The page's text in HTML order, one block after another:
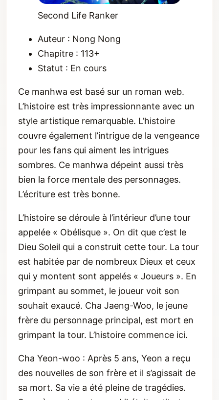
Second Life Ranker
Auteur : Nong Nong
Chapitre : 113+
Statut : En cours
Ce manhwa est basé sur un roman web.
L’histoire est très impressionnante avec un
style artistique remarquable. L’histoire
couvre également l’intrigue de la vengeance
pour les fans qui aiment les intrigues
sombres. Ce manhwa dépeint aussi très
bien la force mentale des personnages.
L’écriture est très bonne.
L’histoire se déroule à l’intérieur d’une tour
appelée « Obélisque ». On dit que c’est le
Dieu Soleil qui a construit cette tour. La tour
est habitée par de nombreux Dieux et ceux
qui y montent sont appelés « Joueurs ». En
grimpant au sommet, le joueur voit son
souhait exaucé. Cha Jaeng-Woo, le jeune
frère du personnage principal, est mort en
grimpant la tour. L’histoire commence ici.
Cha Yeon-woo : Après 5 ans, Yeon a reçu
des nouvelles de son frère et il s’agissait de
sa mort. Sa vie a été pleine de tragédies.